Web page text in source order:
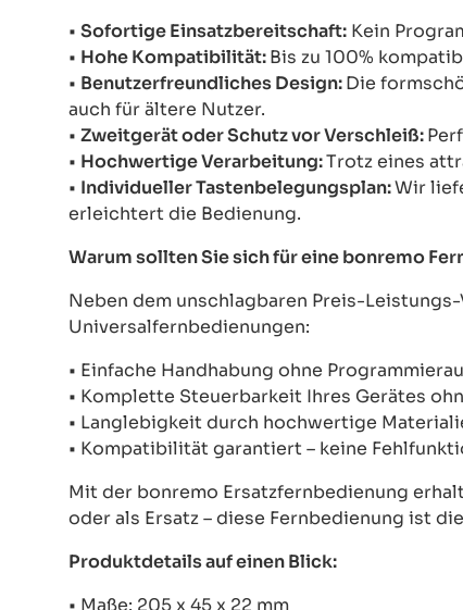
• Sofortige Einsatzbereitschaft: Kein
• Hohe Kompatibilität:Bis zu 100%
• Benutzerfreundliches Design:Die
auch für ältere Nutzer.
• Zweitgerät oder Schutz vor Verschleiß:
• Hochwertige Verarbeitung:Trotz eines
• Individueller Tastenbelegungsplan:Wir
erleichtert die Bedienung.
Warum sollten Sie sich für eine bonremo
Neben dem unschlagbaren Preis-
Universalfernbedienungen:
• Einfache Handhabung ohne
• Komplette Steuerbarkeit Ihres Gerätes
• Langlebigkeit durch hochwertige
• Kompatibilität garantiert – keine
Mit der bonremo Ersatzfernbedienung
oder als Ersatz – diese Fernbedienung ist
Produktdetails auf einen Blick:
• Maße: 205 x 45 x 22 mm